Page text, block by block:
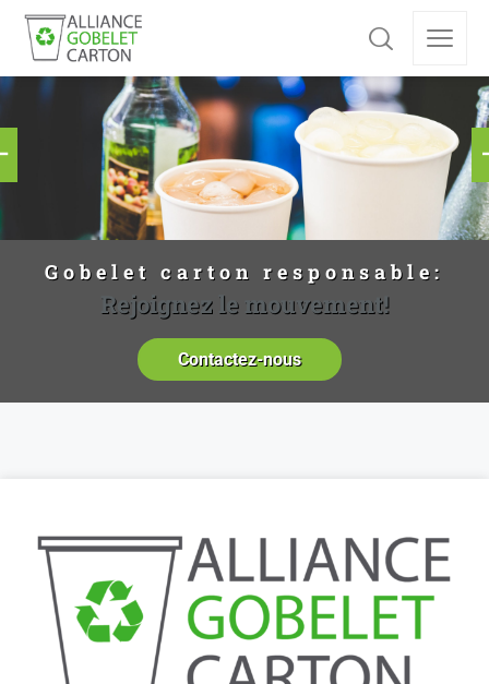
Gobelet carton responsable:
Rejoignez le mouvement!
Contactez-nous